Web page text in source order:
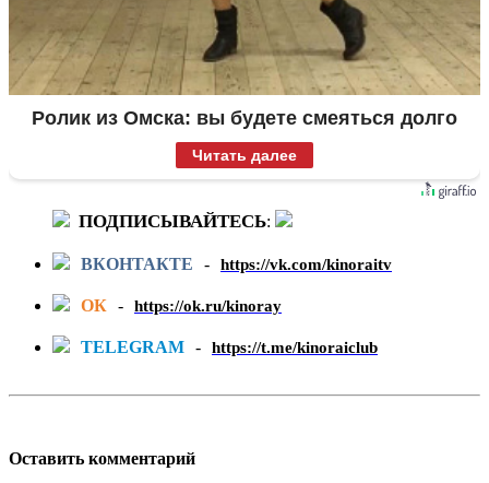
Ролик из Омска: вы будете смеяться долго
Читать далее
ПОДПИСЫВАЙТЕСЬ:
ВКОНТАКТЕ - https://vk.com/kinoraitv
ОК - https://ok.ru/kinoray
TELEGRAM - https://t.me/kinoraiclub
Оставить комментарий